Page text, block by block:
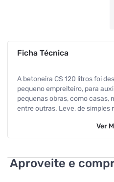
Ficha Técnica
A betoneira CS 120 litros foi
pequeno empreiteiro, para
pequenas obras, como casas,
entre outras. Leve, de simples
novo sistema de
melhor betoneira do Brasil
melhor betoneira no Top of
Ver
Aproveite e